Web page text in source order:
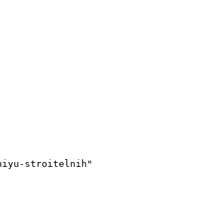
stroitelnih"